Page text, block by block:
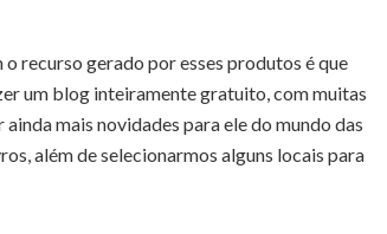
recurso gerado por esses produtos é que
um blog inteiramente gratuito, com muitas
ainda mais novidades para ele do mundo das
além de selecionarmos alguns locais para